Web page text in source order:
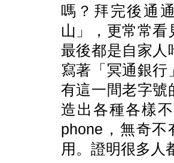
嗎？拜完後通
山」，更常常
最後都是自家人
寫著「冥通銀行
有這一間老字號
造出各種各樣
phone，無奇
用。證明很多人